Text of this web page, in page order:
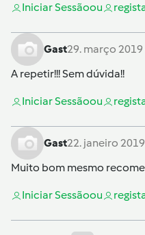
Iniciar Sessãoou
Gast29. março 2019
A repetir!!! Sem dúvida!!
Iniciar Sessãoou
Gast22. janeiro
Muito bom mesmo
Iniciar Sessãoou